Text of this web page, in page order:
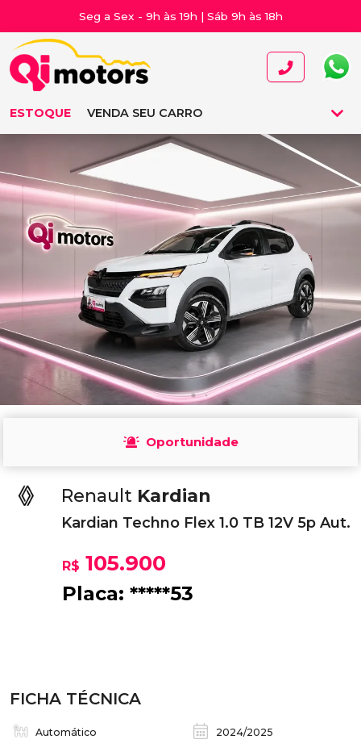
Seg a Sex - 9h às 19h | Sáb 9h às 18h
ESTOQUE VENDA SEU CARRO
Oportunidade
Renault Kardian
Kardian Techno Flex 1.0 TB 12V 5p Aut.
R$ 105.900
Placa: *****53
FICHA TÉCNICA
Automático 2024/2025